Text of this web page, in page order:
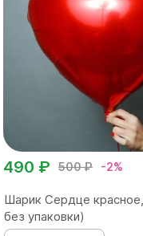
500 ₽ -2%
490 ₽
Шарик Сердце
без упаковки)